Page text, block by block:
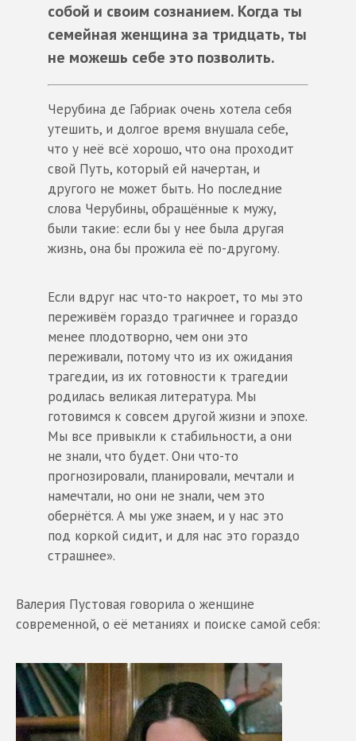
собой и своим сознанием. Когда ты
семейная женщина за тридцать, ты
не можешь себе это позволить.
Черубина де Габриак очень хотела себя
утешить, и долгое время внушала себе,
что у неё всё хорошо, что она проходит
свой Путь, который ей начертан, и
другого не может быть. Но последние
слова Черубины, обращённые к мужу,
были такие: если бы у нее была другая
жизнь, она бы прожила её по-другому.
Если вдруг нас что-то накроет, то мы это
переживём гораздо трагичнее и гораздо
менее плодотворно, чем они это
переживали, потому что из их ожидания
трагедии, из их готовности к трагедии
родилась великая литература. Мы
готовимся к совсем другой жизни и эпохе.
Мы все привыкли к стабильности, а они
не знали, что будет. Они что-то
прогнозировали, планировали, мечтали и
намечтали, но они не знали, чем это
обернётся. А мы уже знаем, и у нас это
под коркой сидит, и для нас это гораздо
страшнее».
Валерия Пустовая говорила о женщине
современной, о её метаниях и поиске самой себя: